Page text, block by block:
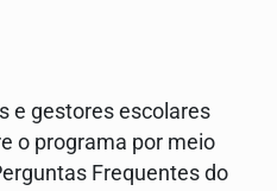
e gestores escolares
o programa por meio
Frequentes do